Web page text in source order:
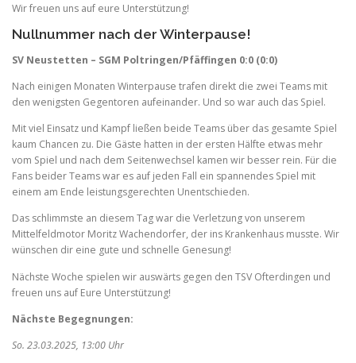
Wir freuen uns auf eure Unterstützung!
Nullnummer nach der Winterpause!
SV Neustetten – SGM Poltringen/Pfäffingen 0:0 (0:0)
Nach einigen Monaten Winterpause trafen direkt die zwei Teams mit
den wenigsten Gegentoren aufeinander. Und so war auch das Spiel.
Mit viel Einsatz und Kampf ließen beide Teams über das gesamte Spiel
kaum Chancen zu. Die Gäste hatten in der ersten Hälfte etwas mehr
vom Spiel und nach dem Seitenwechsel kamen wir besser rein. Für die
Fans beider Teams war es auf jeden Fall ein spannendes Spiel mit
einem am Ende leistungsgerechten Unentschieden.
Das schlimmste an diesem Tag war die Verletzung von unserem
Mittelfeldmotor Moritz Wachendorfer, der ins Krankenhaus musste. Wir
wünschen dir eine gute und schnelle Genesung!
Nächste Woche spielen wir auswärts gegen den TSV Ofterdingen und
freuen uns auf Eure Unterstützung!
Nächste Begegnungen:
So. 23.03.2025, 13:00 Uhr